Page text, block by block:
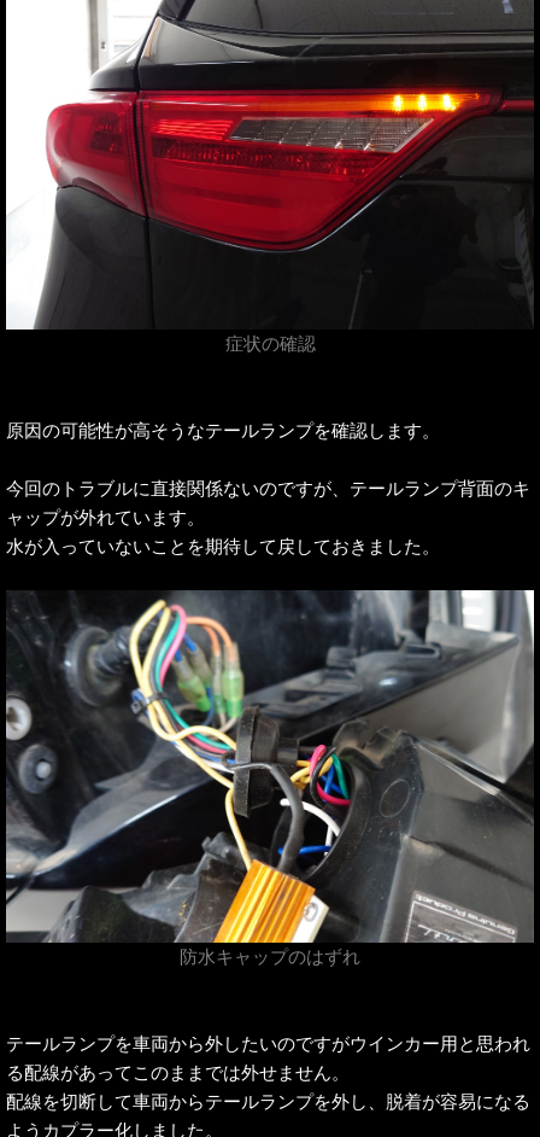
症状の確認
原因の可能性が高そうなテールランプを確認します。
今回のトラブルに直接関係ないのですが、テールランプ背面のキ
ャップが外れています。
水が入っていないことを期待して戻しておきました。
防水キャップのはずれ
テールランプを車両から外したいのですがウインカー用と思われ
る配線があってこのままでは外せません。
配線を切断して車両からテールランプを外し、脱着が容易になる
ようカプラー化しました。